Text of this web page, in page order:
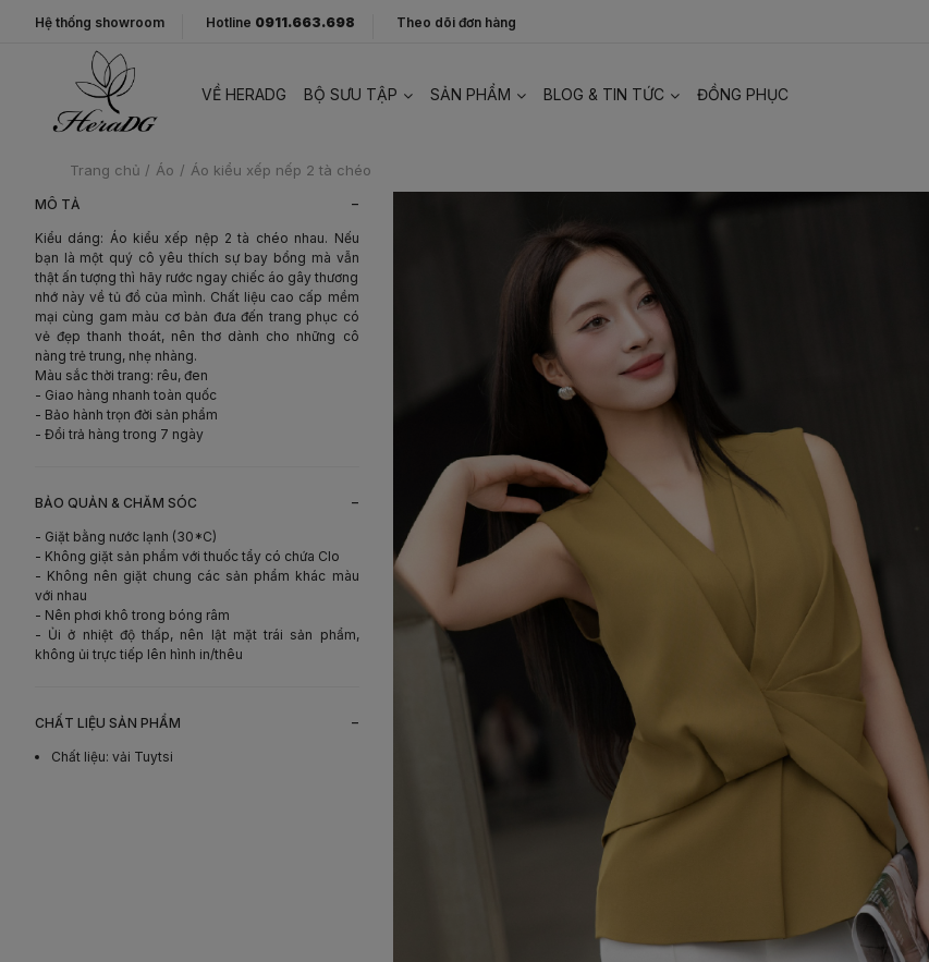
Hệ thống showroom Hotline 0911.663.698 Theo dõi đơn hàng
VỀ HERADG BỘ SƯU TẬP SẢN PHẨM BLOG & TIN TỨC ĐỒNG PHỤC
Trang chủ / Áo / Áo kiểu xếp nếp 2 tà chéo
MÔ TẢ -
Kiểu dáng: Áo kiểu xếp nệp 2 tà chéo nhau. Nếu
bạn là một quý cô yêu thích sự bay bổng mà vẫn
thật ấn tượng thì hãy rước ngay chiếc áo gây thương
nhớ này về tủ đồ của mình. Chất liệu cao cấp mềm
mại cùng gam màu cơ bản đưa đến trang phục có
vẻ đẹp thanh thoát, nên thơ dành cho những cô
nàng trẻ trung, nhẹ nhàng.
Màu sắc thời trang: rêu, đen
- Giao hàng nhanh toàn quốc
- Bảo hành trọn đời sản phẩm
- Đổi trả hàng trong 7 ngày
BẢO QUẢN & CHĂM SÓC -
- Giặt bằng nước lạnh (30*C)
- Không giặt sản phẩm với thuốc tẩy có chứa Clo
- Không nên giặt chung các sản phẩm khác màu
với nhau
- Nên phơi khô trong bóng râm
- Ủi ở nhiệt độ thấp, nên lật mặt trái sản phẩm,
không ủi trực tiếp lên hình in/thêu
CHẤT LIỆU SẢN PHẨM -
Chất liệu: vải Tuytsi